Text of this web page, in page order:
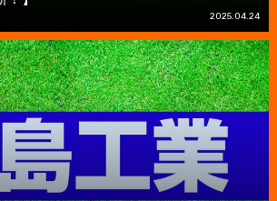
2025.04.24